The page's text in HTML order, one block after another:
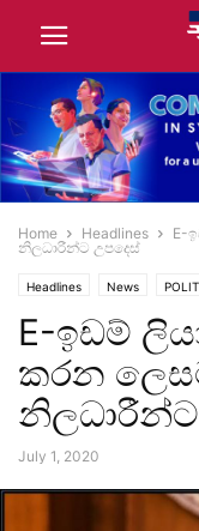
Home Headlines
E-
නිලධාරීන්ට උපදෙස්
Headlines News
E-ඉඩම්
කරන
July 1, 2020